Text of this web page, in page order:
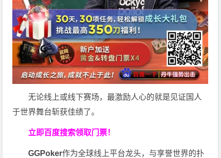
无论线上或线下赛场，最激励人心的就是见证国人
于世界舞台斩获佳绩了。
立即百度搜索领取门票！
GGPoker作为全球线上平台龙头，与享誉世界的扑